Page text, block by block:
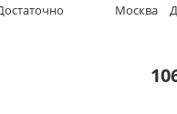
Москва